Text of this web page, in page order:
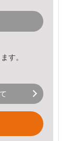
す。